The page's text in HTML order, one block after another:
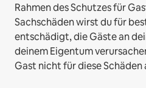
Rahmen des Schutzes für
Sachschäden wirst du für
entschädigt, die Gäste an
deinem Eigentum
Gast nicht für diese